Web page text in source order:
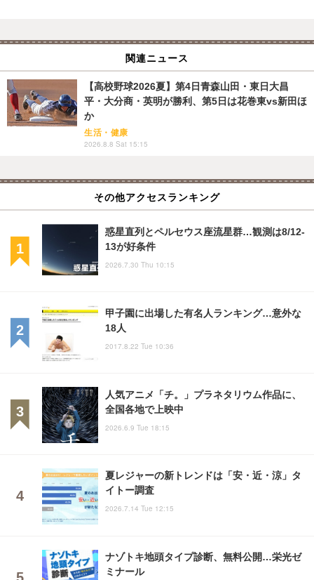
関連ニュース
【高校野球2026夏】第4日青森山田・東日大昌
平・大分商・英明が勝利、第5日は花巻東vs新田ほ
か
生活・健康
2026.8.8 Sat 15:15
その他アクセスランキング
惑星直列とペルセウス座流星群…観測は8/12-
13が好条件
2026.7.30 Thu 10:15
甲子園に出場した有名人ランキング…意外な
18人
2017.8.22 Tue 10:36
人気アニメ「チ。」プラネタリウム作品に、
全国各地で上映中
2026.6.9 Tue 18:15
夏レジャーの新トレンドは「安・近・涼」タ
イトー調査
2026.7.14 Tue 12:15
ナゾトキ地頭タイプ診断、無料公開…栄光ゼ
ミナール